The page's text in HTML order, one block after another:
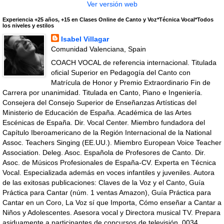
Ver versión web
Experiencia +25 años, +15 en Clases Online de Canto y Voz*Técnica Vocal*Todos
los niveles y estilos
Isabel Villagar
Comunidad Valenciana, Spain
COACH VOCAL de referencia internacional. Titulada
oficial Superior en Pedagogía del Canto con
Matrícula de Honor y Premio Extraordinario Fin de
Carrera por unanimidad. Titulada en Canto, Piano e Ingeniería.
Consejera del Consejo Superior de Enseñanzas Artísticas del
Ministerio de Educación de España. Académica de las Artes
Escénicas de España. Dir. Vocal Center. Miembro fundadora del
Capítulo Iberoamericano de la Región Internacional de la National
Assoc. Teachers Singing (EE.UU.). Miembro European Voice Teacher
Association. Deleg. Asoc. Española de Profesores de Canto. Dir.
Asoc. de Músicos Profesionales de España-CV. Experta en Técnica
Vocal. Especializada además en voces infantiles y juveniles. Autora
de las exitosas publicaciones: Claves de la Voz y el Canto, Guía
Práctica para Cantar (núm. 1 ventas Amazon), Guía Práctica para
Cantar en un Coro, La Voz sí que Importa, Cómo enseñar a Cantar a
Niños y Adolescentes. Asesora vocal y Directora musical TV. Prepara